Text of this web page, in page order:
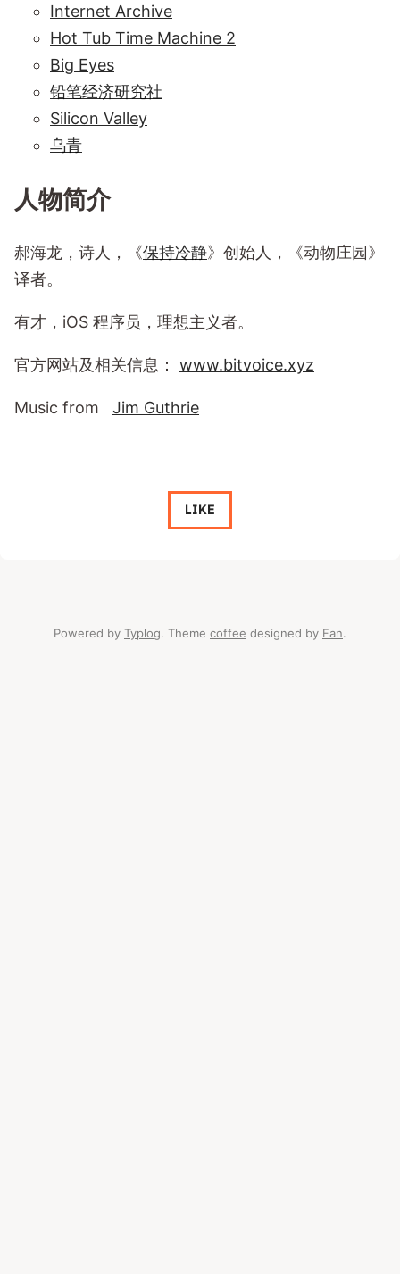
Internet Archive
Hot Tub Time Machine 2
Big Eyes
铅笔经济研究社
Silicon Valley
乌青
人物简介
郝海龙，诗人，《保持冷静》创始人，《动物庄园》
译者。
有才，iOS 程序员，理想主义者。
官方网站及相关信息： www.bitvoice.xyz
Music from Jim Guthrie
LIKE
Powered by Typlog. Theme coffee designed by Fan.